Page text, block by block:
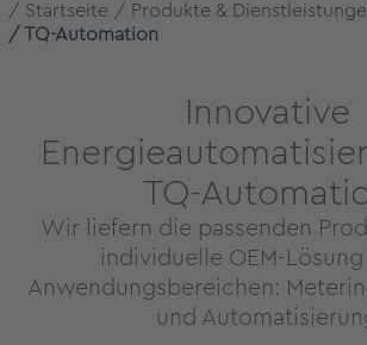
Startseite
Produkte &
TQ-Automation
Innovative
TQ-
Wir liefern die passenden
individuelle OEM-
Anwendungsbereichen:
und